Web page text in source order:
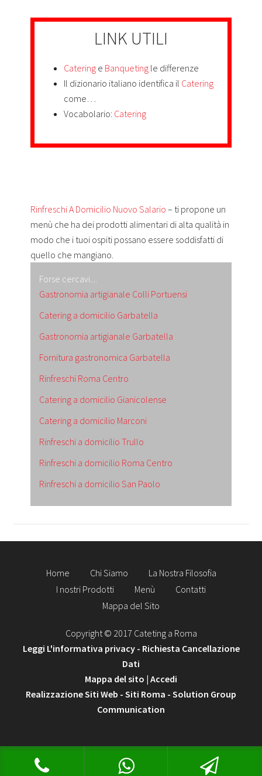
LINK UTILI
Catering e Banqueting le differenze
Il dizionario italiano identifica il Catering
come…
Vocabolario: Catering
Rinfreschi A Domicilio Nuovo Salario – ti propone un
menù che ha dei prodotti alimentari di alta qualità in
modo che i tuoi ospiti possano essere soddisfatti di
quello che mangiano.
Forse cercavi....
Gastronomia artigianale Colli Portuensi
Catering a domicilio Garbatella
Gastronomia artigianale Garbatella
Fornitura gastronomica Garbatella
Rinfreschi Roma Centro
Catering a domicilio Gianicolense
Catering a domicilio Marconi
Rinfreschi a domicilio Trullo
Rinfreschi a domicilio Roma Centro
Rinfreschi a domicilio San Paolo
Home Chi Siamo
La Nostra Filosofia
I nostri Prodotti
Menù
Contatti
Mappa del Sito
Copyright © 2017 Cateting a Roma
Leggi L'informativa privacy- Richiesta Cancellazione
Dati
Mappa del sito | Accedi
Realizzazione Siti Web - Siti Roma - Solution Group
Communication